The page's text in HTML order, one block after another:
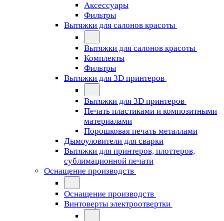
Аксессуары
Фильтры
Вытяжки для салонов красоты
Вытяжки для салонов красоты
Комплекты
Фильтры
Вытяжки для 3D принтеров
Вытяжки для 3D принтеров
Печать пластиками и композитными
материалами
Порошковая печать металлами
Дымоуловители для сварки
Вытяжки для принтеров, плоттеров,
сублимационной печати
Оснащение производств
Оснащение производств
Винтоверты электроотвертки